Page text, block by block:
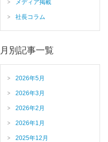
メディア掲載
社長コラム
月別記事一覧
2026年5月
2026年3月
2026年2月
2026年1月
2025年12月